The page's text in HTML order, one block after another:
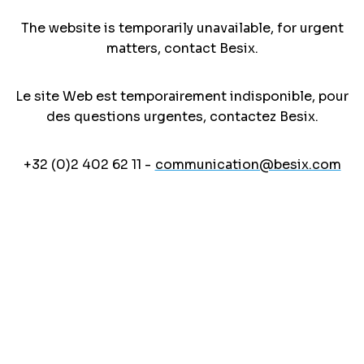
The website is temporarily unavailable, for urgent
matters, contact Besix.
Le site Web est temporairement indisponible, pour
des questions urgentes, contactez Besix.
+32 (0)2 402 62 11 - communication@besix.com